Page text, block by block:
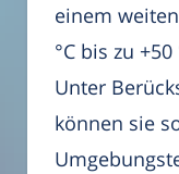
einem
°C bis zu
Unter
können sie